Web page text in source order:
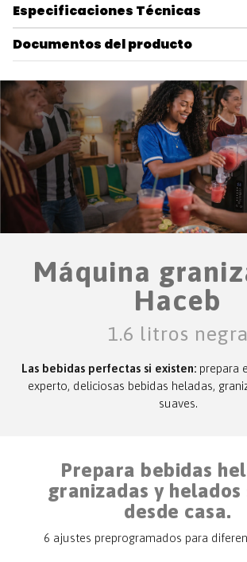
Especificaciones Técnicas
Documentos del producto
Máquina
Haceb
1.6 litros negra
Las bebidas perfectas si existen: prepara
experto, deliciosas bebidas heladas,
suaves.
Prepara bebidas
granizadas y helados
desde casa.
6 ajustes preprogramados para